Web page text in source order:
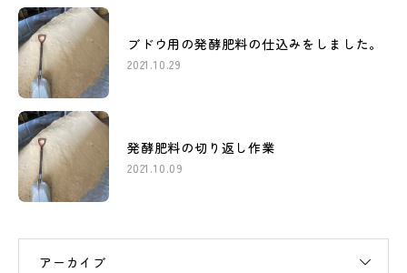
ブドウ用の発酵肥料の仕込みをしました。
2021.10.29
発酵肥料の切り返し作業
2021.10.09
アーカイブ